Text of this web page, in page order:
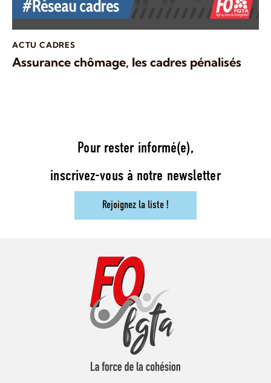
ACTU CADRES
Assurance chômage, les cadres pénalisés
Pour rester informé(e),
inscrivez-vous à notre newsletter
Rejoignez la liste !